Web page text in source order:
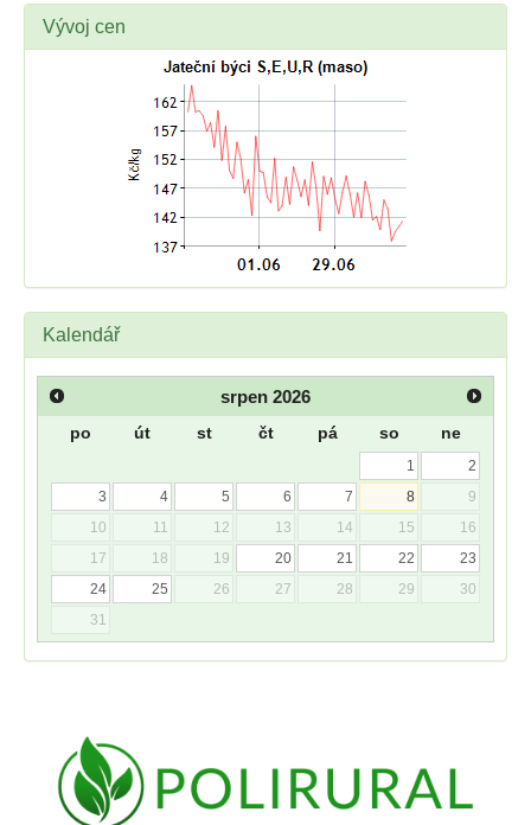
Vývoj cen
Kalendář
srpen 2026
po út st čt pá so ne
1
2
3
4 5 6 7 8
9
10
11 12 13 14 15
16
17
18 19 20 21 22
23
24
25 26 27 28 29
30
31